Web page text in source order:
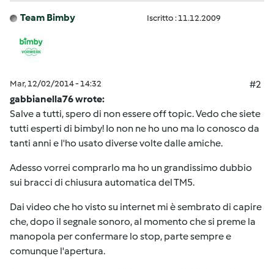
Team Bimby Iscritto : 11.12.2009
Mar, 12/02/2014 - 14:32
#2
gabbianella76 wrote:
Salve a tutti, spero di non essere off topic. Vedo che siete
tutti esperti di bimby! Io non ne ho uno ma lo conosco da
tanti anni e l'ho usato diverse volte dalle amiche.
Adesso vorrei comprarlo ma ho un grandissimo dubbio
sui bracci di chiusura automatica del TM5.
Dai video che ho visto su internet mi è sembrato di capire
che, dopo il segnale sonoro, al momento che si preme la
manopola per confermare lo stop, parte sempre e
comunque l'apertura.